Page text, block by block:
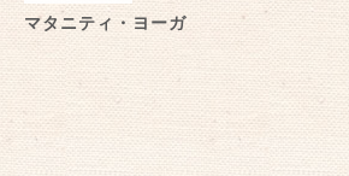
マタニティ・ヨーガ